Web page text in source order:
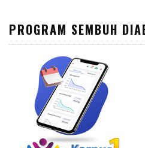
PROGRAM SEMBUH